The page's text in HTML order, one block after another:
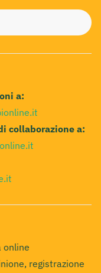
a:
collaborazione a:
online
registrazione